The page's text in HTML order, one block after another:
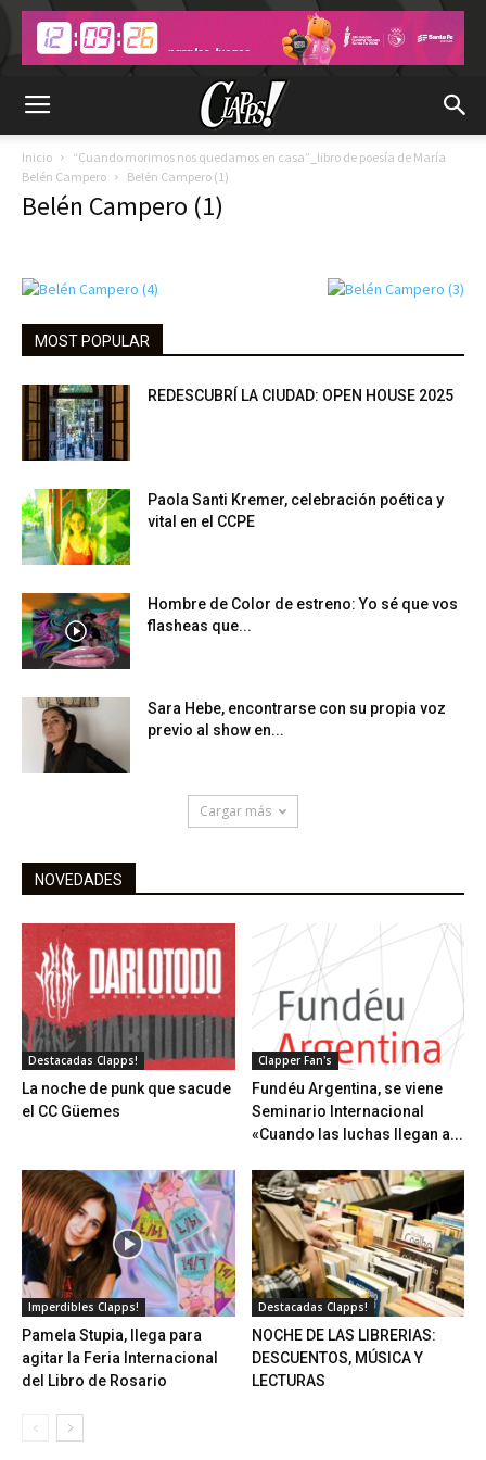
Inicio
“Cuando morimos nos quedamos en casa”_libro de poesía de María
Belén Campero
Belén Campero (1)
Belén Campero (1)
MOST POPULAR
REDESCUBRÍ LA CIUDAD: OPEN HOUSE 2025
Paola Santi Kremer, celebración poética y
vital en el CCPE
Hombre de Color de estreno: Yo sé que vos
flasheas que...
Sara Hebe, encontrarse con su propia voz
previo al show en...
Cargar más
NOVEDADES
Destacadas Clapps!
La noche de punk que sacude
el CC Güemes
Clapper Fan's
Fundéu Argentina, se viene
Seminario Internacional
«Cuando las luchas llegan a...
Imperdibles Clapps!
Pamela Stupia, llega para
agitar la Feria Internacional
del Libro de Rosario
Destacadas Clapps!
NOCHE DE LAS LIBRERIAS:
DESCUENTOS, MÚSICA Y
LECTURAS